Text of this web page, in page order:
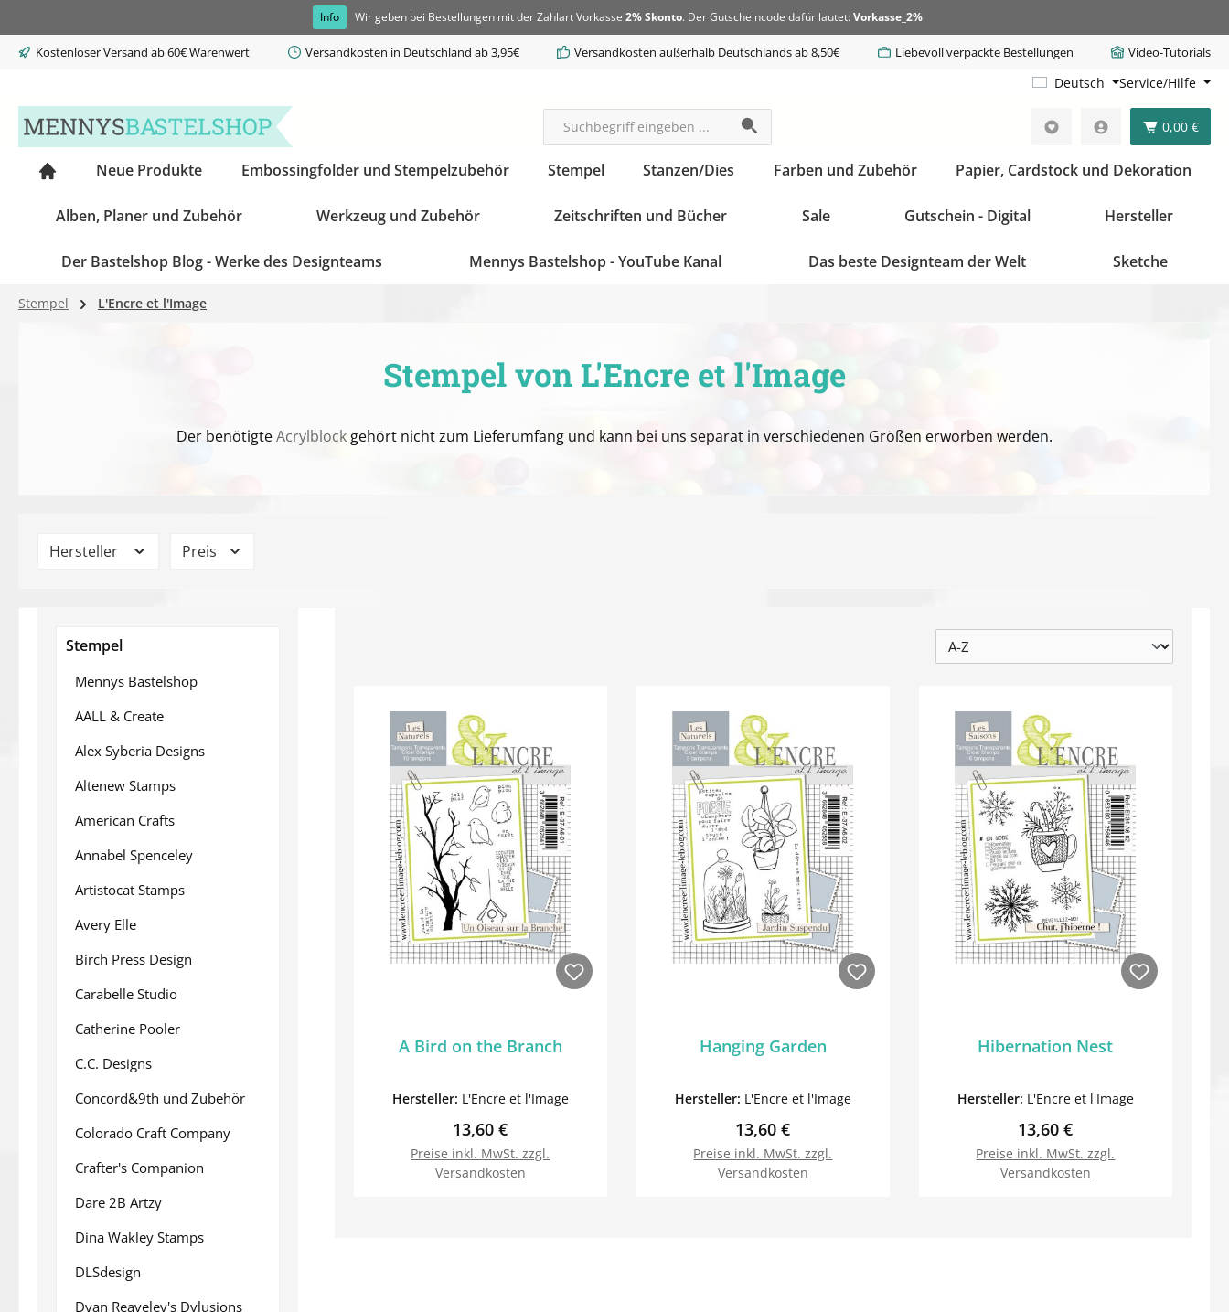
Info Wir geben bei Bestellungen mit der Zahlart Vorkasse 2% Skonto. Der Gutscheincode dafür lautet: Vorkasse_2%
Kostenloser Versand ab 60€ Warenwert Versandkosten in Deutschland ab 3,95€ Versandkosten außerhalb Deutschlands ab 8,50€ Liebevoll verpackte Bestellungen Video-Tutorials
Deutsch Service/Hilfe
0,00 €
Neue Produkte Embossingfolder und Stempelzubehör Stempel Stanzen/Dies Farben und Zubehör Papier, Cardstock und Dekoration
Alben, Planer und Zubehör Werkzeug und Zubehör Zeitschriften und Bücher Sale Gutschein - Digital Hersteller
Der Bastelshop Blog - Werke des Designteams Mennys Bastelshop - YouTube Kanal Das beste Designteam der Welt Sketche
Stempel L'Encre et l'Image
Stempel von L'Encre et l'Image
Der benötigteAcrylblock gehört nicht zum Lieferumfang und kann bei uns separat in verschiedenen Größen erworben werden.
Hersteller Preis
Stempel
Mennys Bastelshop
AALL & Create
Alex Syberia Designs
Altenew Stamps
American Crafts
Annabel Spenceley
Artistocat Stamps
Avery Elle
Birch Press Design
Carabelle Studio
Catherine Pooler
C.C. Designs
Concord&9th und Zubehör
Colorado Craft Company
Crafter's Companion
Dare 2B Artzy
Dina Wakley Stamps
DLSdesign
Dyan Reaveley's Dylusions
A Bird on the Branch
Hersteller: L'Encre et l'Image
Regulärer Preis:
13,60 €
Preise inkl. MwSt. zzgl.
Versandkosten
Hanging Garden
Hersteller: L'Encre et l'Image
Regulärer Preis:
13,60 €
Preise inkl. MwSt. zzgl.
Versandkosten
Hibernation Nest
Hersteller: L'Encre et l'Image
Regulärer Preis:
13,60 €
Preise inkl. MwSt. zzgl.
Versandkosten